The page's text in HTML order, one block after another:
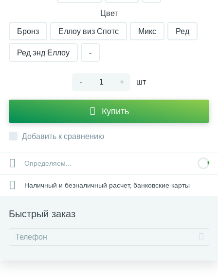
Цвет
Бронз Еллоу виз Спотс Микс Ред
Ред энд Еллоу -
- + шт
Купить
Добавить к сравнению
Определяем...
Наличный и безналичный расчет, банковские карты
Быстрый заказ